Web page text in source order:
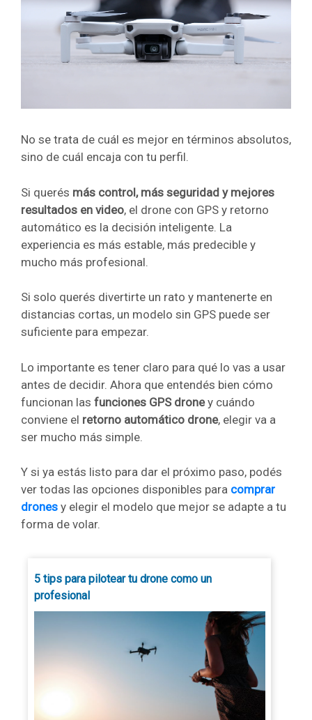
No se trata de cuál es mejor en términos absolutos,
sino de cuál encaja con tu perfil.
Si querés más control, más seguridad y mejores
resultados en video, el drone con GPS y retorno
automático es la decisión inteligente. La
experiencia es más estable, más predecible y
mucho más profesional.
Si solo querés divertirte un rato y mantenerte en
distancias cortas, un modelo sin GPS puede ser
suficiente para empezar.
Lo importante es tener claro para qué lo vas a usar
antes de decidir. Ahora que entendés bien cómo
funcionan las funciones GPS droney cuándo
conviene el retorno automático drone, elegir va a
ser mucho más simple.
Y si ya estás listo para dar el próximo paso, podés
ver todas las opciones disponibles para comprar
drones y elegir el modelo que mejor se adapte a tu
forma de volar.
5 tips para pilotear tu drone como un
profesional